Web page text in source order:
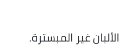
غير المبسترة.